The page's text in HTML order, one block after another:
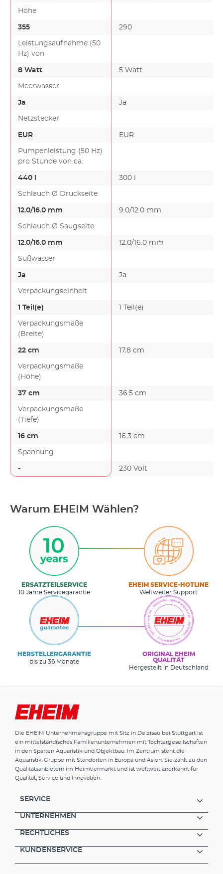
Höhe
355 290
Leistungsaufnahme (50
Hz) von
8 Watt 5 Watt
Meerwasser
Ja Ja
Netzstecker
EUR EUR
Pumpenleistung (50 Hz)
pro Stunde von ca.
440 l 300 l
Schlauch Ø Druckseite
12.0/16.0 mm 9.0/12.0 mm
Schlauch Ø Saugseite
12.0/16.0 mm 12.0/16.0 mm
Süßwasser
Ja Ja
Verpackungseinheit
1 Teil(e) 1 Teil(e)
Verpackungsmaße
(Breite)
22 cm 17.8 cm
Verpackungsmaße
(Höhe)
37 cm 36.5 cm
Verpackungsmaße
(Tiefe)
16 cm 16.3 cm
Spannung
- 230 Volt
Warum EHEIM Wählen?
ERSATZTEILSERVICE
10 Jahre Servicegarantie
EHEIM SERVICE-HOTLINE
Weltweiter Support
HERSTELLERGARANTIE
bis zu 36 Monate
ORIGINAL EHEIM
QUALITÄT
Hergestellt in Deutschland
Die EHEIM Unternehmensgruppe mit Sitz in Deizisau bei Stuttgart ist
ein mittelständisches Familienunternehmen mit Tochtergesellschaften
in den Sparten Aquaristik und Objektbau. Im Zentrum steht die
Aquaristik-Gruppe mit Standorten in Europa und Asien. Sie zählt zu den
Qualitätsanbietern im Heimtiermarkt und ist weltweit anerkannt für
Qualität, Service und Innovation.
SERVICE
UNTERNEHMEN
RECHTLICHES
KUNDENSERVICE